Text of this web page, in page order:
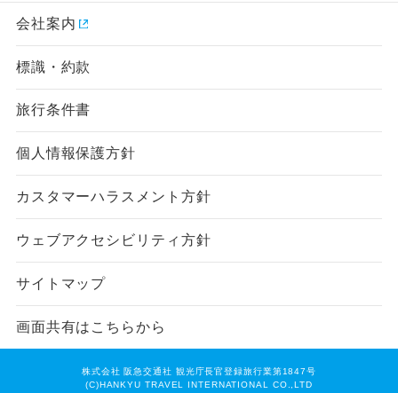
会社案内
標識・約款
旅行条件書
個人情報保護方針
カスタマーハラスメント方針
ウェブアクセシビリティ方針
サイトマップ
画面共有はこちらから
株式会社 阪急交通社 観光庁長官登録旅行業第1847号
(C)HANKYU TRAVEL INTERNATIONAL CO.,LTD